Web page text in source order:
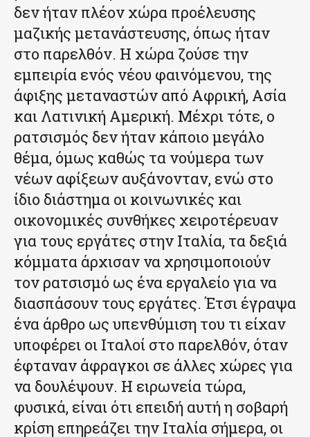
δεν ήταν πλέον χώρα προέλευσης
μαζικής μετανάστευσης, όπως ήταν
στο παρελθόν. Η χώρα ζούσε την
εμπειρία ενός νέου φαινόμενου, της
άφιξης μεταναστών από Αφρική, Ασία
και Λατινική Αμερική. Μέχρι τότε, ο
ρατσισμός δεν ήταν κάποιο μεγάλο
θέμα, όμως καθώς τα νούμερα των
νέων αφίξεων αυξάνονταν, ενώ στο
ίδιο διάστημα οι κοινωνικές και
οικονομικές συνθήκες χειροτέρευαν
για τους εργάτες στην Ιταλία, τα δεξιά
κόμματα άρχισαν να χρησιμοποιούν
τον ρατσισμό ως ένα εργαλείο για να
διασπάσουν τους εργάτες. Έτσι έγραψα
ένα άρθρο ως υπενθύμιση του τι είχαν
υποφέρει οι Ιταλοί στο παρελθόν, όταν
έφταναν άφραγκοι σε άλλες χώρες για
να δουλέψουν. Η ειρωνεία τώρα,
φυσικά, είναι ότι επειδή αυτή η σοβαρή
κρίση επηρεάζει την Ιταλία σήμερα, οι